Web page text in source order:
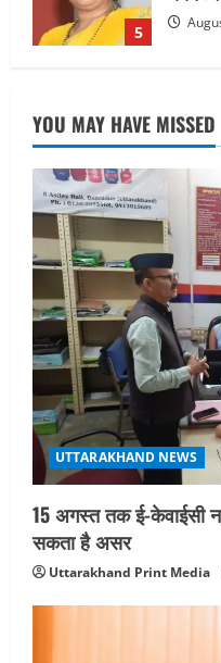
1
2
सामान्य
खरीद
3
मुंबई में
4
शिविर
तीलू
चयन :
YOU MAY HAVE MISSED
UTTARAKHAND NEWS
15 अगस्त तक ई-केवाईसी
सकता है असर
Uttarakhand Print Media